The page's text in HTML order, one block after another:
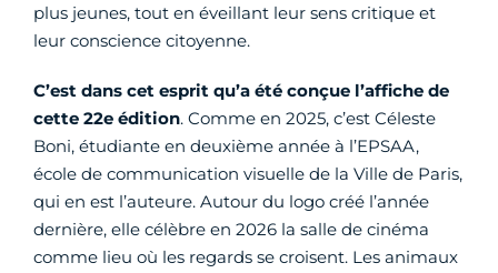
plus jeunes, tout en éveillant leur sens critique et
leur conscience citoyenne.
C’est dans cet esprit qu’a été conçue l’affiche de
cette 22e édition. Comme en 2025, c’est Céleste
Boni, étudiante en deuxième année à l’EPSAA,
école de communication visuelle de la Ville de Paris,
qui en est l’auteure. Autour du logo créé l’année
dernière, elle célèbre en 2026 la salle de cinéma
comme lieu où les regards se croisent. Les animaux